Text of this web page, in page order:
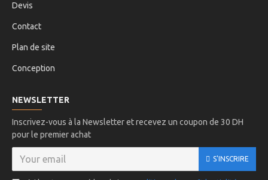
Devis
Contact
Plan de site
Conception
NEWSLETTER
Inscrivez-vous à la Newsletter et recevez un coupon de 30 DH
pour le premier achat
S'INSCRIRE